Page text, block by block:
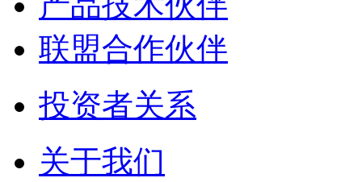
联盟合作伙伴
投资者关系
关于我们